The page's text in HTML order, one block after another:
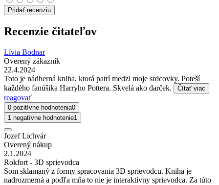
Pridať recenziu
Recenzie čitateľov
Lívia Bodnar
Overený zákazník
22.4.2024
Toto je nádherná kniha, ktorá patrí medzi moje srdcovky. Poteší
každého fanúšika Harryho Pottera. Skvelá ako darček.
Čítať viac
reagovať
0 pozitívne hodnotenia0
1 negatívne hodnotenie1
Jozef Lichvár
Overený nákup
2.1.2024
Rokfort - 3D sprievodca
Som sklamaný z formy spracovania 3D sprievodcu. Kniha je
nadrozmerná a podľa mňa to nie je interaktívny sprievodca. Za túto